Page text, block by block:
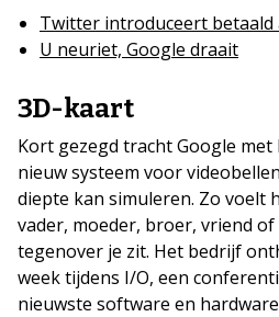
Twitter introduceert
U neuriet, Google draait
3D-kaart
Kort gezegd tracht Google met
nieuw systeem voor
diepte kan simuleren. Zo voelt
vader, moeder, broer, vriend
tegenover je zit. Het bedrijf
week tijdens I/O, een
nieuwste software en